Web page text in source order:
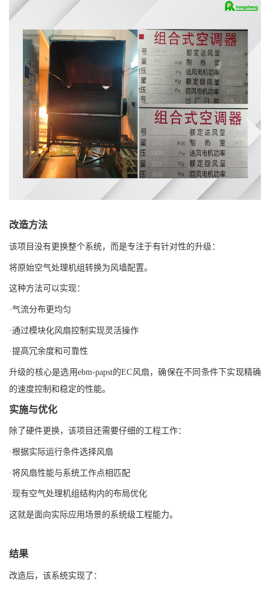
改造方法
该项目没有更换整个系统，而是专注于有针对性的升级：
将原始空气处理机组转换为风墙配置。
这种方法可以实现：
·气流分布更均匀
·通过模块化风扇控制实现灵活操作
·提高冗余度和可靠性
升级的核心是选用ebm-papst的EC风扇，确保在不同条件下实现精确
的速度控制和稳定的性能。
实施与优化
除了硬件更换，该项目还需要仔细的工程工作：
·根据实际运行条件选择风扇
·将风扇性能与系统工作点相匹配
·现有空气处理机组结构内的布局优化
这就是面向实际应用场景的系统级工程能力。
结果
改造后，该系统实现了：